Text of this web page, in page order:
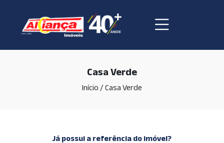
Casa Verde
Início /Casa Verde
Já possui a referência do imóvel?